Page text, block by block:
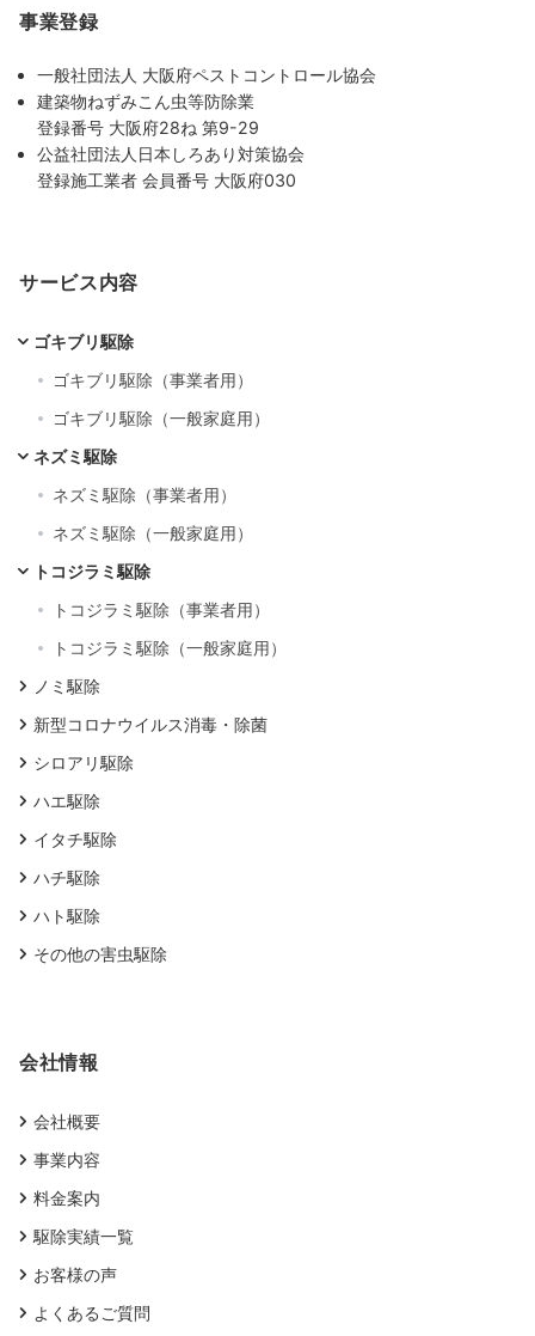
事業登録
一般社団法人 大阪府ペストコントロール協会
建築物ねずみこん虫等防除業
登録番号 大阪府28ね 第9-29
公益社団法人日本しろあり対策協会
登録施工業者 会員番号 大阪府030
サービス内容
ゴキブリ駆除
ゴキブリ駆除（事業者用）
ゴキブリ駆除（一般家庭用）
ネズミ駆除
ネズミ駆除（事業者用）
ネズミ駆除（一般家庭用）
トコジラミ駆除
トコジラミ駆除（事業者用）
トコジラミ駆除（一般家庭用）
ノミ駆除
新型コロナウイルス消毒・除菌
シロアリ駆除
ハエ駆除
イタチ駆除
ハチ駆除
ハト駆除
その他の害虫駆除
会社情報
会社概要
事業内容
料金案内
駆除実績一覧
お客様の声
よくあるご質問